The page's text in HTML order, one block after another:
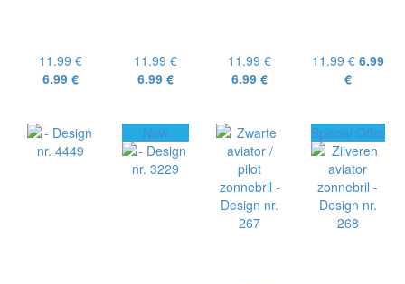
11.99 €
6.99 €
11.99 €
6.99 €
11.99 €
6.99 €
11.99 € 6.99
€
New Special Offer